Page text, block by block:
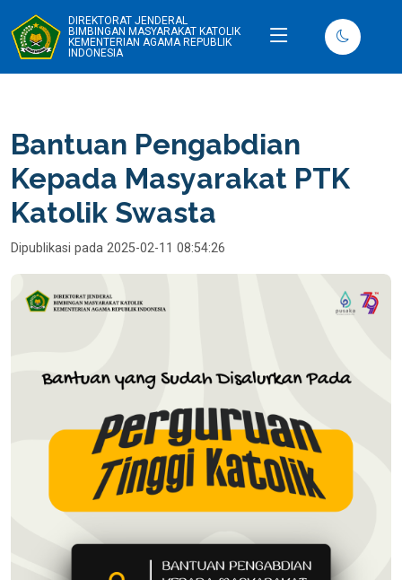
DIREKTORAT JENDERAL
BIMBINGAN MASYARAKAT KATOLIK
KEMENTERIAN AGAMA REPUBLIK
INDONESIA
Bantuan Pengabdian
Kepada Masyarakat PTK
Katolik Swasta
Dipublikasi pada 2025-02-11 08:54:26